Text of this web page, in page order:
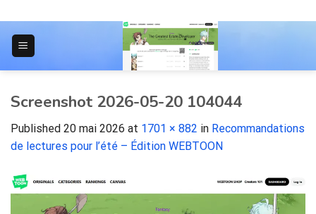
to
content
Screenshot 2026-05-20 104044
Published 20 mai 2026 at 1701 × 882 in Recommandations
de lectures pour l’été – Édition WEBTOON